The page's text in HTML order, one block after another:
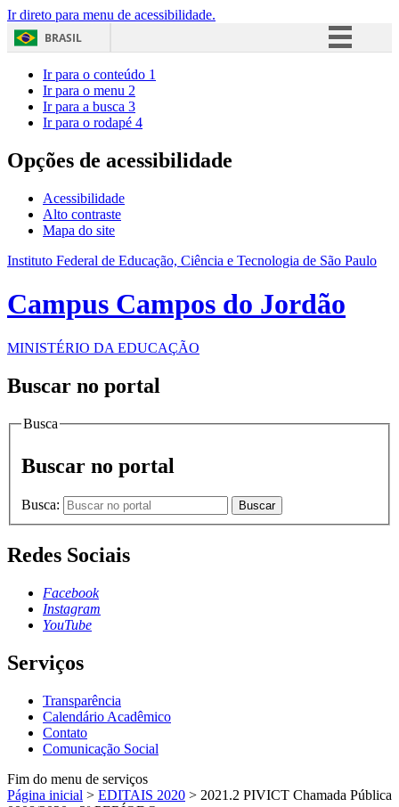
Ir direto para menu de acessibilidade.
BRASIL
Acesso à informação
Ir para o conteúdo 1
Ir para o menu 2
Ir para a busca 3
Ir para o rodapé 4
Opções de acessibilidade
Acessibilidade
Alto contraste
Mapa do site
Instituto Federal de Educação, Ciência e Tecnologia de São Paulo
Campus Campos do Jordão
MINISTÉRIO DA EDUCAÇÃO
Buscar no portal
Busca
Buscar no portal
Busca: Buscar
Redes Sociais
Facebook
Instagram
YouTube
Serviços
Transparência
Calendário Acadêmico
Contato
Comunicação Social
Fim do menu de serviços
Página inicial > EDITAIS 2020 > 2021.2 PIVICT Chamada Pública